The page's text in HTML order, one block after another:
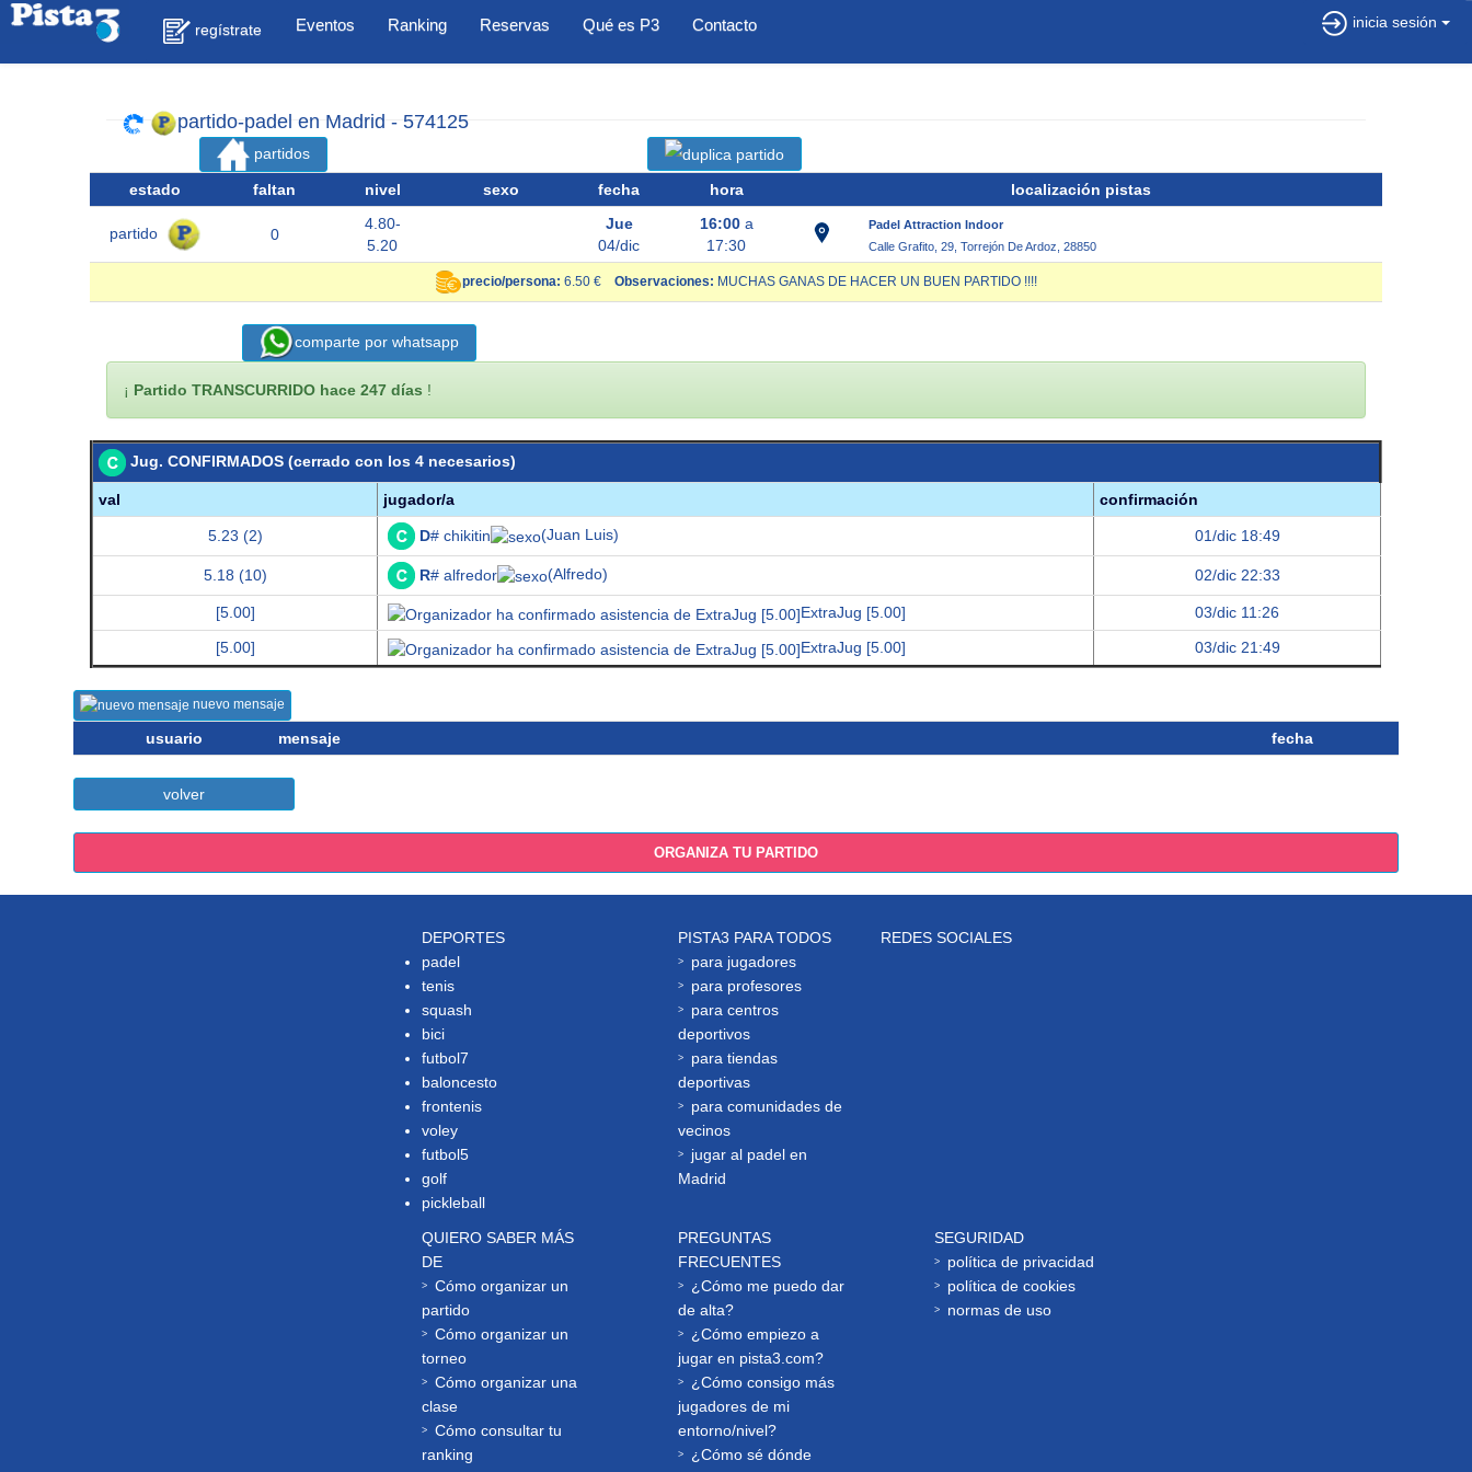
regístrate Eventos Ranking Reservas Qué es P3 Contacto inicia sesión
partido-padel en Madrid - 574125
partidos
estado faltan nivel sexo fecha hora localización pistas
partido 0
4.80-
5.20
Jue
04/dic
16:00a
17:30
Padel Attraction Indoor
Calle Grafito, 29, Torrejón De Ardoz, 28850
precio/persona: 6.50 € Observaciones: MUCHAS GANAS DE HACER UN BUEN PARTIDO !!!!
comparte por whatsapp
¡ Partido TRANSCURRIDO hace 247 días !
Jug. CONFIRMADOS (cerrado con los 4 necesarios)
val jugador/a confirmación
5.23 (2) D# chikitin (Juan Luis) 01/dic 18:49
5.18 (10) R# alfredor (Alfredo) 02/dic 22:33
[5.00] ExtraJug [5.00]
03/dic 11:26
[5.00]
ExtraJug [5.00] 03/dic 21:49
nuevo mensaje
usuario mensaje fecha
volver
ORGANIZA TU PARTIDO
DEPORTES
padel
tenis
squash
bici
futbol7
baloncesto
frontenis
voley
futbol5
golf
pickleball
PISTA3 PARA TODOS
para jugadores
para profesores
para centros
deportivos
para tiendas
deportivas
para comunidades de
vecinos
jugar al padel en
Madrid
REDES SOCIALES
QUIERO SABER MÁS
DE
Cómo organizar un
partido
Cómo organizar un
torneo
Cómo organizar una
clase
Cómo consultar tu
ranking
PREGUNTAS
FRECUENTES
¿Cómo me puedo dar
de alta?
¿Cómo empiezo a
jugar en pista3.com?
¿Cómo consigo más
jugadores de mi
entorno/nivel?
¿Cómo sé dónde
SEGURIDAD
política de privacidad
política de cookies
normas de uso